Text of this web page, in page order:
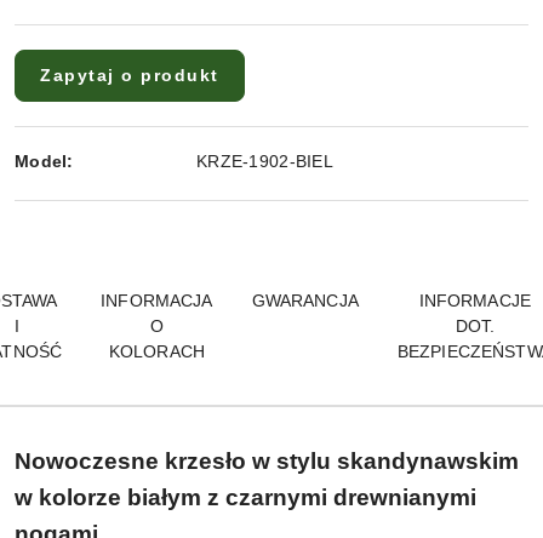
Zapytaj o produkt
Model: KRZE-1902-BIEL
I
INFORMACJA
O
KOLORACH
GWARANCJA
INFORMACJE
DOT.
Nowoczesne krzesło w stylu skandynawskim
w kolorze białym z czarnymi drewnianymi